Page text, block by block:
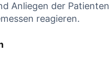
Anliegen der Patienten⁢
reagieren.